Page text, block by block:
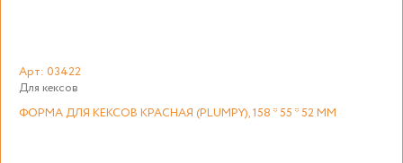
Арт: 03422
Для кексов
ФОРМА ДЛЯ КЕКСОВ КРАСНАЯ (PLUMPY), 158 * 55 * 52 ММ